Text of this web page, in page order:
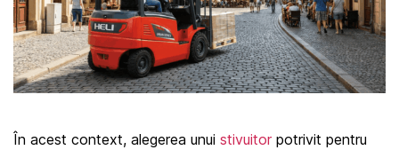
În acest context, alegerea unui stivuitor potrivit pentru